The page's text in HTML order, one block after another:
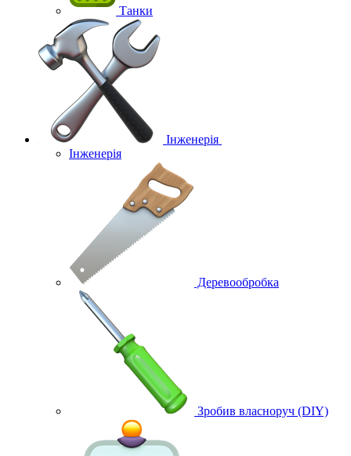
Танки
Інженерія
Інженерія
Деревообробка
Зробив власноруч (DIY)